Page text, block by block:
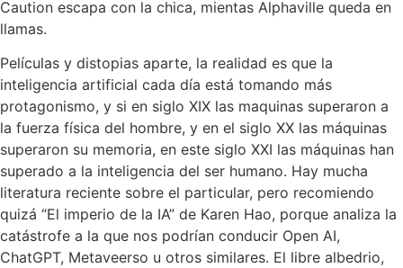
Caution escapa con la chica, mientas Alphaville queda en
llamas.
Películas y distopias aparte, la realidad es que la
inteligencia artificial cada día está tomando más
protagonismo, y si en siglo XIX las maquinas superaron a
la fuerza física del hombre, y en el siglo XX las máquinas
superaron su memoria, en este siglo XXI las máquinas han
superado a la inteligencia del ser humano. Hay mucha
literatura reciente sobre el particular, pero recomiendo
quizá “El imperio de la IA” de Karen Hao, porque analiza la
catástrofe a la que nos podrían conducir Open AI,
ChatGPT, Metaveerso u otros similares. El libre albedrio,